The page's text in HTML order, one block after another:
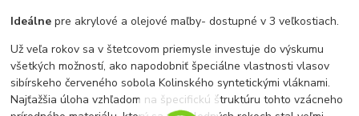
Ideálnepre akrylové a olejové maľby- dostupné v 3 veľkostiach.
Už veľa rokov sa v štetcovom priemysle investuje do výskumu
všetkých možností, ako napodobniť špeciálne vlastnosti vlasov
sibírskeho červeného sobola Kolinského syntetickými vláknami.
Najťažšia úloha vzhľadom na špecifickú štruktúru tohto vzácneho